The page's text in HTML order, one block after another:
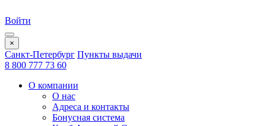
Войти
×
Санкт-Петербург Пункты выдачи
8 800 777 73 60
О компании
О нас
Адреса и контакты
Бонусная система